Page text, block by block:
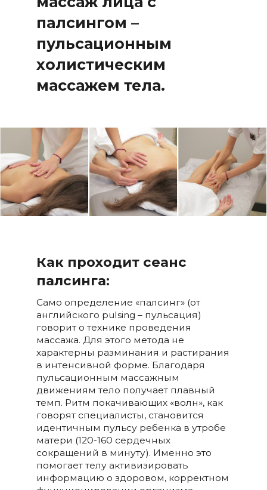
палсингом –
пульсационным
холистическим
массажем тела.
Как проходит сеанс
палсинга:
Само определение «палсинг» (от
английского pulsing – пульсация)
говорит о технике проведения
массажа. Для этого метода не
характерны разминания и растирания
в интенсивной форме. Благодаря
пульсационным массажным
движениям тело получает плавный
темп. Ритм покачивающих «волн», как
говорят специалисты, становится
идентичным пульсу ребенка в утробе
матери (120-160 сердечных
сокращений в минуту). Именно это
помогает телу активизировать
информацию о здоровом, корректном